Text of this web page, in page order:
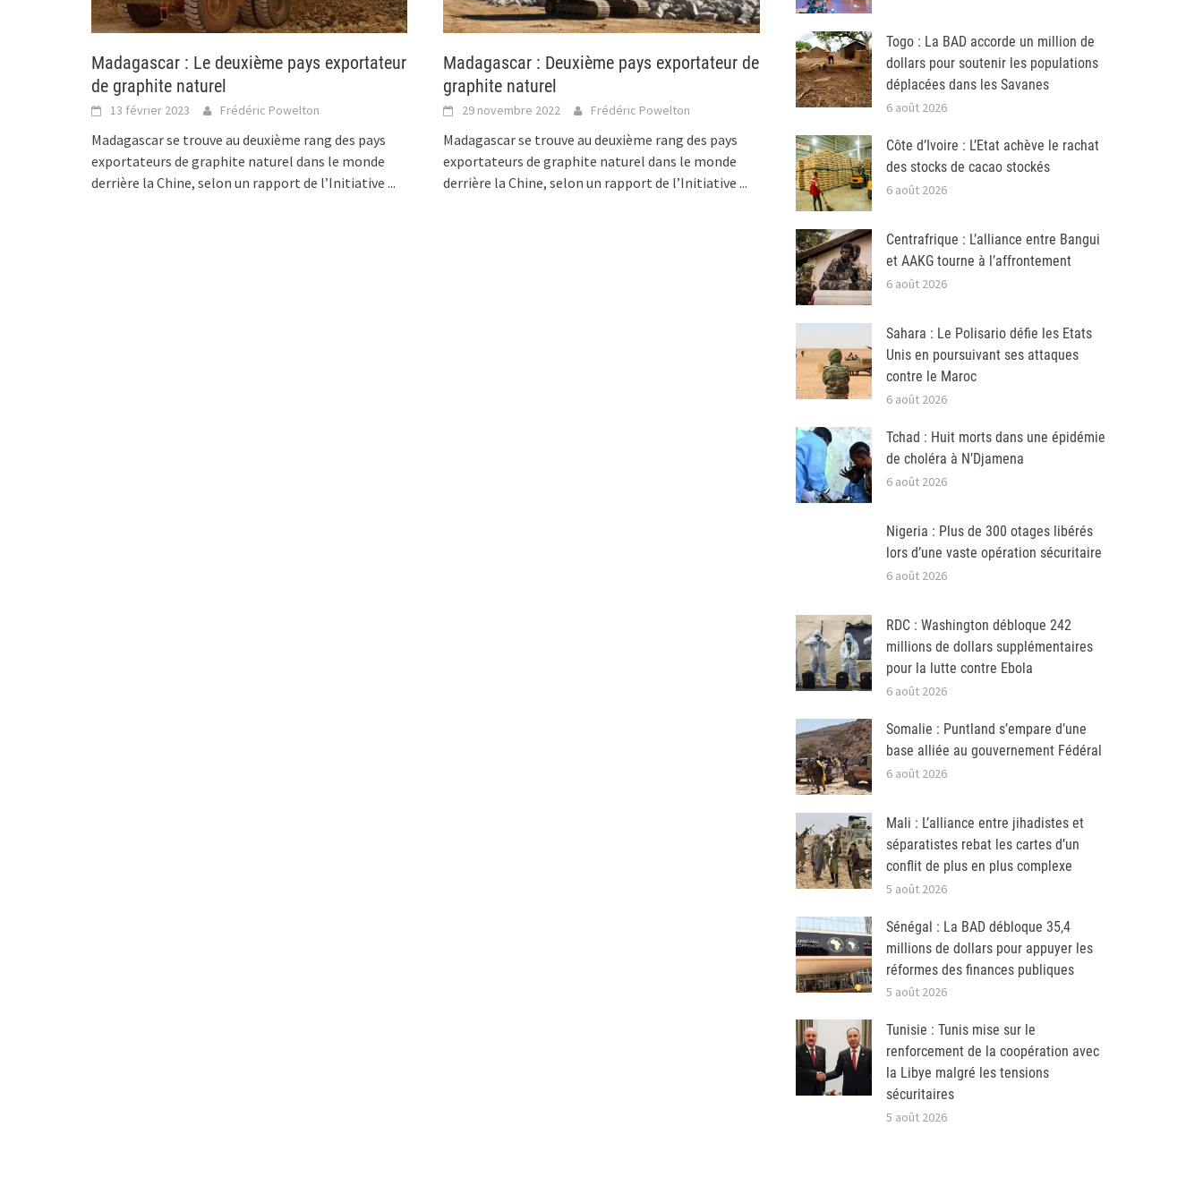
Madagascar : Le deuxième pays exportateur
de graphite naturel
13 février 2023 Frédéric Powelton
Madagascar se trouve au deuxième rang des pays
exportateurs de graphite naturel dans le monde
derrière la Chine, selon un rapport de l’Initiative ...
Madagascar : Deuxième pays exportateur de
graphite naturel
29 novembre 2022 Frédéric Powelton
Madagascar se trouve au deuxième rang des pays
exportateurs de graphite naturel dans le monde
derrière la Chine, selon un rapport de l’Initiative...
Togo : La BAD accorde un million de
dollars pour soutenir les populations
déplacées dans les Savanes
6 août 2026
Côte d’Ivoire : L’Etat achève le rachat
des stocks de cacao stockés
6 août 2026
Centrafrique : L’alliance entre Bangui
et AAKG tourne à l’affrontement
6 août 2026
Sahara : Le Polisario défie les Etats
Unis en poursuivant ses attaques
contre le Maroc
6 août 2026
Tchad : Huit morts dans une épidémie
de choléra à N’Djamena
6 août 2026
Nigeria : Plus de 300 otages libérés
lors d’une vaste opération sécuritaire
6 août 2026
RDC : Washington débloque 242
millions de dollars supplémentaires
pour la lutte contre Ebola
6 août 2026
Somalie : Puntland s’empare d’une
base alliée au gouvernement Fédéral
6 août 2026
Mali : L’alliance entre jihadistes et
séparatistes rebat les cartes d’un
conflit de plus en plus complexe
5 août 2026
Sénégal : La BAD débloque 35,4
millions de dollars pour appuyer les
réformes des finances publiques
5 août 2026
Tunisie : Tunis mise sur le
renforcement de la coopération avec
la Libye malgré les tensions
sécuritaires
5 août 2026